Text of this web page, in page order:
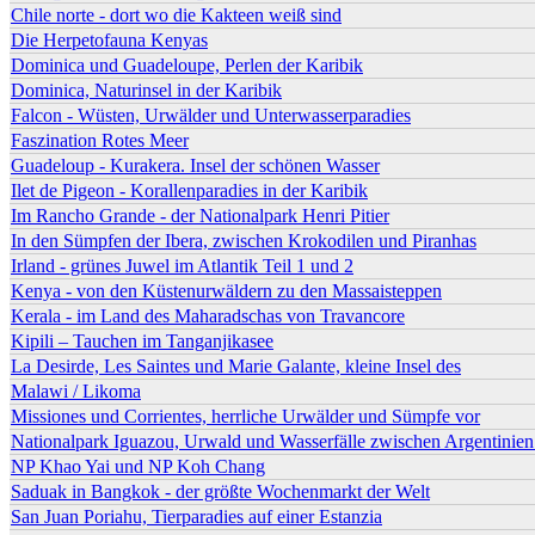
Chile norte - dort wo die Kakteen weiß sind
Die Herpetofauna Kenyas
Dominica und Guadeloupe, Perlen der Karibik
Dominica, Naturinsel in der Karibik
Falcon - Wüsten, Urwälder und Unterwasserparadies
Faszination Rotes Meer
Guadeloup - Kurakera. Insel der schönen Wasser
Ilet de Pigeon - Korallenparadies in der Karibik
Im Rancho Grande - der Nationalpark Henri Pitier
In den Sümpfen der Ibera, zwischen Krokodilen und Piranhas
Irland - grünes Juwel im Atlantik Teil 1 und 2
Kenya - von den Küstenurwäldern zu den Massaisteppen
Kerala - im Land des Maharadschas von Travancore
Kipili – Tauchen im Tanganjikasee
La Desirde, Les Saintes und Marie Galante, kleine Insel des
Malawi / Likoma
Missiones und Corrientes, herrliche Urwälder und Sümpfe vor
Nationalpark Iguazou, Urwald und Wasserfälle zwischen
NP Khao Yai und NP Koh Chang
Saduak in Bangkok - der größte Wochenmarkt der Welt
San Juan Poriahu, Tierparadies auf einer Estanzia